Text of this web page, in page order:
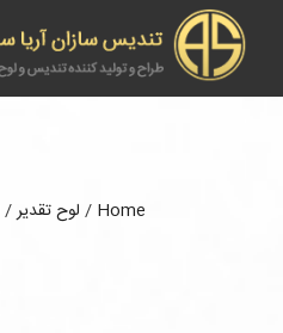
Home
/ لوح تقدیر/